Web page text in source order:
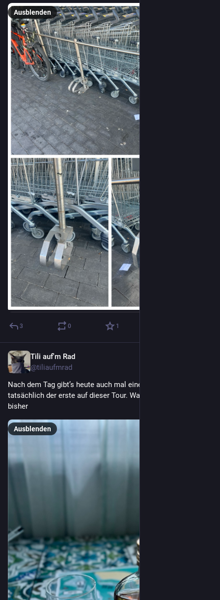
Ausblenden
3 0 1
Tili auf'm Rad
@tiliaufmrad
Nach dem Tag gibt’s heute auch mal einen Whisky
tatsächlich der erste auf dieser Tour. War einfach zu warm
bisher
Ausblenden